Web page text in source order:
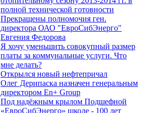
полной технической готовности
Прекращены полномочия ген.
директора ОАО "ЕвроСибЭнерго"
Евгения Федорова
Я хочу уменьшить совокупный размер
платы за коммунальные услуги. Что
мне делать?
Открылся новый нефтепричал
Олег Дерипаска назначен генеральным
директором En+ Group
Под надёжным крылом Подшефной
«ЕвроСибЭнерго» школе - 100 лет